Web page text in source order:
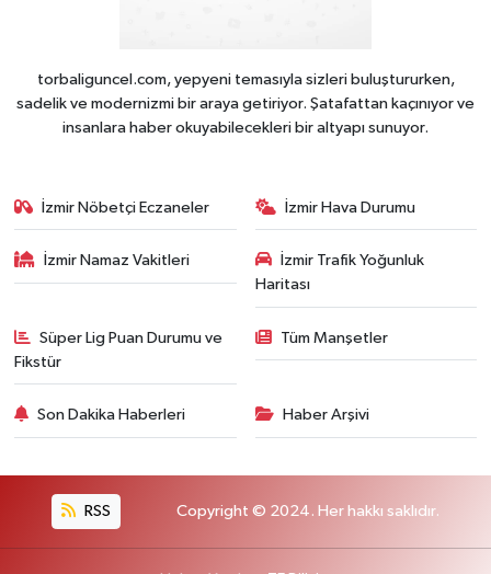
torbaliguncel.com, yepyeni temasıyla sizleri buluştururken,
sadelik ve modernizmi bir araya getiriyor. Şatafattan kaçınıyor ve
insanlara haber okuyabilecekleri bir altyapı sunuyor.
İzmir Nöbetçi Eczaneler İzmir Hava Durumu
İzmir Namaz Vakitleri
İzmir Trafik Yoğunluk
Haritası
Süper Lig Puan Durumu ve
Fikstür
Tüm Manşetler
Son Dakika Haberleri Haber Arşivi
RSS Copyright © 2024. Her hakkı saklıdır.